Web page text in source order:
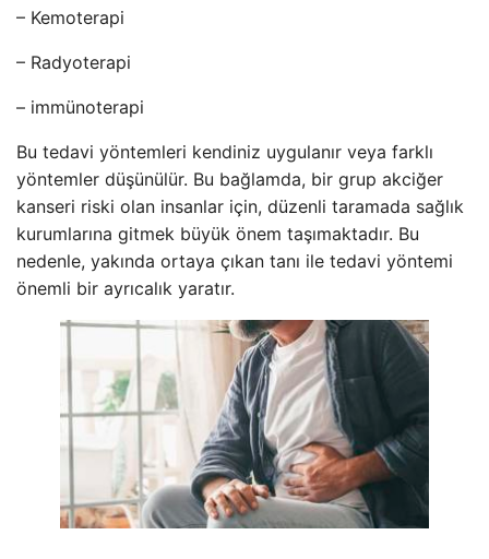
– Kemoterapi
– Radyoterapi
– immünoterapi
Bu tedavi yöntemleri kendiniz uygulanır veya farklı
yöntemler düşünülür. Bu bağlamda, bir grup akciğer
kanseri riski olan insanlar için, düzenli taramada sağlık
kurumlarına gitmek büyük önem taşımaktadır. Bu
nedenle, yakında ortaya çıkan tanı ile tedavi yöntemi
önemli bir ayrıcalık yaratır.